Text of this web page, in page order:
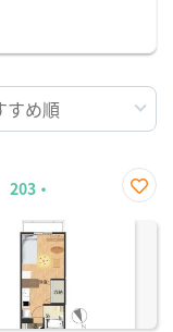
203・
に入